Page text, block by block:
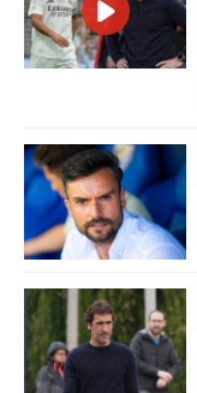
cookies
sitio
te
de que
sean
el sitio